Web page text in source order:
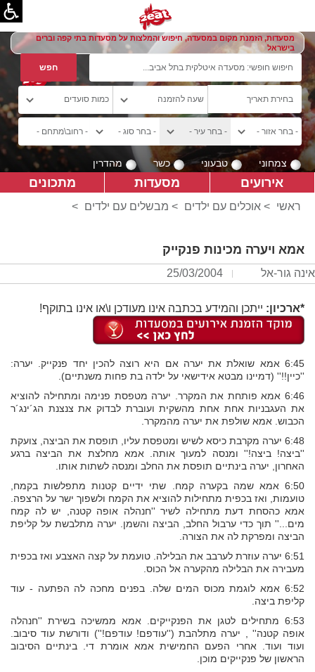
מסעדות, הזמנת מקום במסעדה, חיפוש והמלצות על מסעדות בתי קפה וברים
בישראל
צמחוני טבעוני כשר מהדרין
אירועים מסעדות מתכונים
ראשי > אוכלים עם ילדים > מבשלים עם ילדים >
אמא ויערה מכינות פנקייק
אינה גור-אל 25/03/2004
*ארכיון: ייתכן והמידע בכתבה אינו מעודכן ו\או אינו בתוקף!
6:45 אמא שואלת את יערה אם היא רוצה להכין יחד פנקייק. יערה:
''כיין!!'' (דמיינו מבטא אידישאי על ילדה בת פחות משנתיים).
6:46 אמא פותחת את המקרר. יערה מטפסת פנימה ומתחילה להוציא
את העגבניות אחת אחת מהשקית ועוברת לבדוק את צנצנת הג´ינג´ר
הכבוש. אמא שולפת את יערה מהמקרר.
6:48 יערה מקרבת כיסא לשיש ומטפסת עליו, תופסת את הביצה, צועקת
''ביצה! ביצה!'' ומנסה למעוך אותה. אמא מחלצת את הביצה ברגע
האחרון, יערה בינתיים תופסת את החלב ומנסה לשתות אותו.
6:50 אמא שמה בקערה קמח. שתי ידיים קטנות מתפלשות בקמח,
טועמות, ואז בכפית מתחילות להוציא את הקמח ולשפוך ישר על הרצפה.
אמא כהסחת דעת מתחילה לשיר ''חנהלה אופה קטנה, יש לה קמח
מים...'' תוך כדי ערבול החלב, הביצה והשמן. יערה מתלבשת על קליפת
הביצה ומפרקת לה את הצורה.
6:51 יערה עוזרת לערבב את הבלילה. טועמת על קצה האצבע ואז בכפית
מעבירה את הבלילה מהקערה אל הכוס.
6:52 אמא לוגמת מכוס המים שלה. בפנים מחכה לה הפתעה - עוד
קליפת ביצה.
6:53 מתחילים לטגן את הפנקייקים. אמא ממשיכה בשירת ''חנהלה
אופה קטנה'' , יערה מתלהבת (''עודפם! עודפם!'') ודורשת עוד סיבוב.
ועוד ועוד. אחרי הפעם החמישית אמא אומרת די. בינתיים הסיבוב
הראשון של פנקייקים מוכן.